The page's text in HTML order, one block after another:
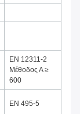
EN 12311-2
Μέθοδος Α ≥
600
EN 495-5